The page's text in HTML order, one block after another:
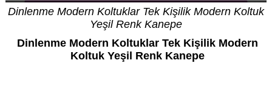
Dinlenme Modern Koltuklar Tek Kişilik Modern Koltuk
Yeşil Renk Kanepe
Dinlenme Modern Koltuklar Tek Kişilik Modern
Koltuk Yeşil Renk Kanepe